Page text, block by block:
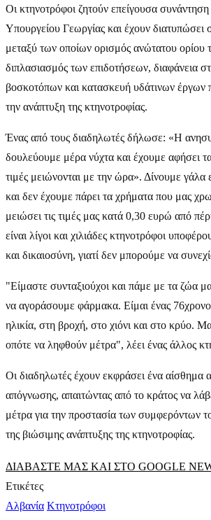
Οι κτηνοτρόφοι ζητούν επείγουσα
Υπουργείου Γεωργίας και έχουν διατυπώσει
μεταξύ των οποίων ορισμός ανώτατου ορίου
διπλασιασμός των επιδοτήσεων, διαφάνεια
βοσκοτόπων και κατασκευή υδάτινων έργων
την ανάπτυξη της κτηνοτροφίας.
Ένας από τους διαδηλωτές δήλωσε: «Η
δουλεύουμε μέρα νύχτα και έχουμε αφήσει
τιμές μειώνονται με την ώρα». Δίνουμε
και δεν έχουμε πάρει τα χρήματα που μας
μειώσει τις τιμές μας κατά 0,30 ευρώ από
είναι λίγοι και χιλιάδες κτηνοτρόφοι
και δικαιοσύνη, γιατί δεν μπορούμε να
"Είμαστε συνταξιούχοι και πάμε με τα ζώα
να αγοράσουμε φάρμακα. Είμαι ένας
ηλικία, στη βροχή, στο χιόνι και στο κρύο.
οπότε να ληφθούν μέτρα", λέει ένας άλλος
Οι διαδηλωτές έχουν εκφράσει ένα αίσθημα
απόγνωσης, απαιτώντας από το κράτος να
μέτρα για την προστασία των συμφερόντων
της βιώσιμης ανάπτυξης της κτηνοτροφίας.
ΔΙΑΒΑΣΤΕ ΜΑΣ ΚΑΙ ΣΤΟ GOOGLE
Ετικέτες
Αλβανία Κτηνοτρόφοι